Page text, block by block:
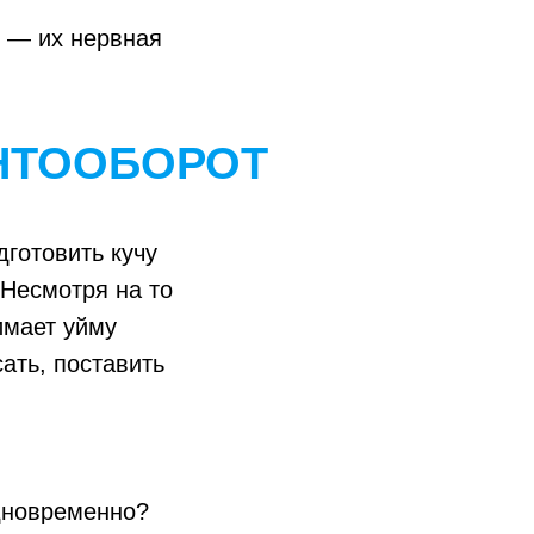
— их нервная
кучу
на то
уйму
поставить